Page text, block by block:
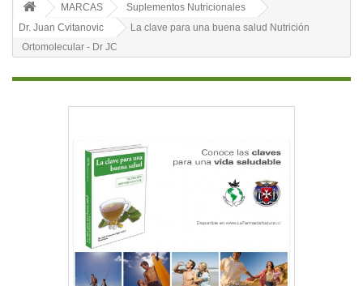
MARCAS
Suplementos Nutricionales
Dr. Juan Cvitanovic
La clave para una buena salud Nutrición
Ortomolecular - Dr JC